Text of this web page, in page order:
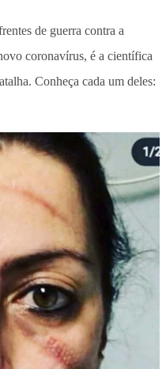
de guerra contra a
coronavírus, é a científica
Conheça cada um deles: